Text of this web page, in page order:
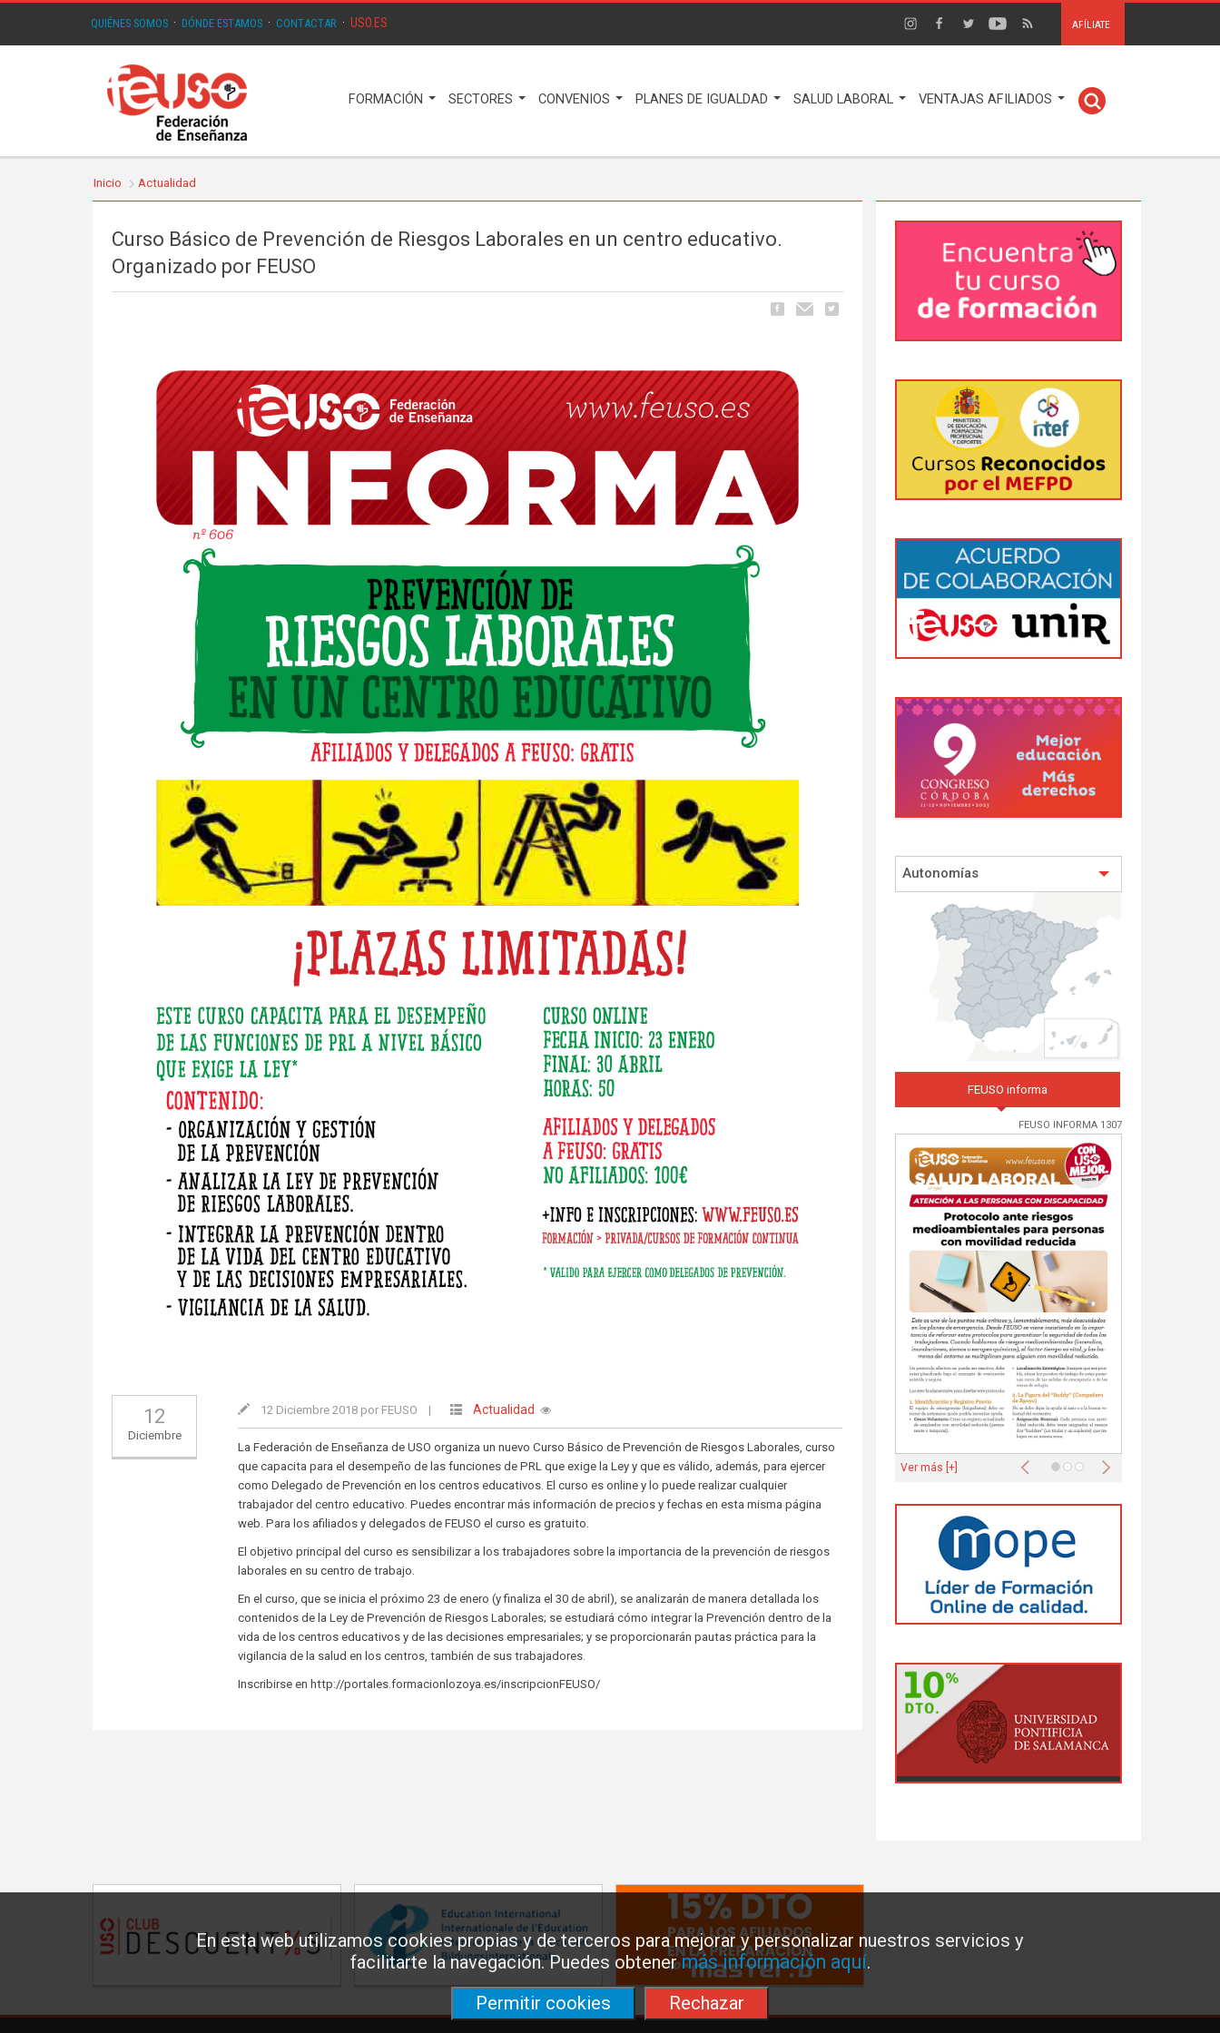
En esta web utilizamos cookies propias y de terceros para mejorar y personalizar nuestros servicios y
facilitarte la navegación. Puedes obtenermás información aquí.
Permitir cookies
Rechazar
QUIÉNES SOMOS · DÓNDE ESTAMOS · CONTACTAR · USO.ES AFÍLIATE
FORMACIÓN SECTORES CONVENIOS PLANES DE IGUALDAD SALUD LABORAL VENTAJAS AFILIADOS
Inicio Actualidad
Curso Básico de Prevención de Riesgos Laborales en un centro educativo.
Organizado por FEUSO
12
Diciembre
12 Diciembre 2018 por FEUSO | Actualidad
La Federación de Enseñanza de USO organiza un nuevo Curso Básico de Prevención de Riesgos Laborales, curso
que capacita para el desempeño de las funciones de PRL que exige la Ley y que es válido, además, para ejercer
como Delegado de Prevención en los centros educativos. El curso es online y lo puede realizar cualquier
trabajador del centro educativo. Puedes encontrar más información de precios y fechas en esta misma página
web. Para los afiliados y delegados de FEUSO el curso es gratuito.
El objetivo principal del curso es sensibilizar a los trabajadores sobre la importancia de la prevención de riesgos
laborales en su centro de trabajo.
En el curso, que se inicia el próximo 23 de enero (y finaliza el 30 de abril), se analizarán de manera detallada los
contenidos de la Ley de Prevención de Riesgos Laborales; se estudiará cómo integrar la Prevención dentro de la
vida de los centros educativos y de las decisiones empresariales; y se proporcionarán pautas práctica para la
vigilancia de la salud en los centros, también de sus trabajadores.
Inscribirse en http://portales.formacionlozoya.es/inscripcionFEUSO/
Autonomías
FEUSO informa
FEUSO INFORMA 1307
Anterior Siguiente
Ver más [+]